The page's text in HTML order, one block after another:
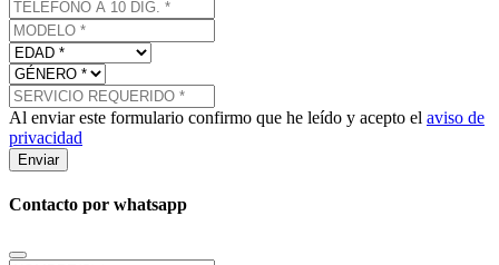
Al enviar este formulario confirmo que he leído y acepto el aviso de
privacidad
Enviar
Contacto por whatsapp